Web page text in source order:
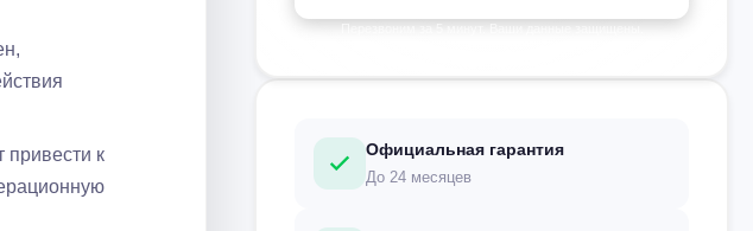
привести к
Перезвоним за 5 минут. Ваши данные защищены.
Официальная гарантия
До 24 месяцев